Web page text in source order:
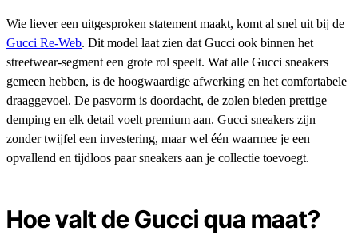
Wie liever een uitgesproken statement maakt, komt al snel uit bij de
Gucci Re-Web. Dit model laat zien dat Gucci ook binnen het
streetwear-segment een grote rol speelt. Wat alle Gucci sneakers
gemeen hebben, is de hoogwaardige afwerking en het comfortabele
draaggevoel. De pasvorm is doordacht, de zolen bieden prettige
demping en elk detail voelt premium aan. Gucci sneakers zijn
zonder twijfel een investering, maar wel één waarmee je een
opvallend en tijdloos paar sneakers aan je collectie toevoegt.
Hoe valt de Gucci qua maat?